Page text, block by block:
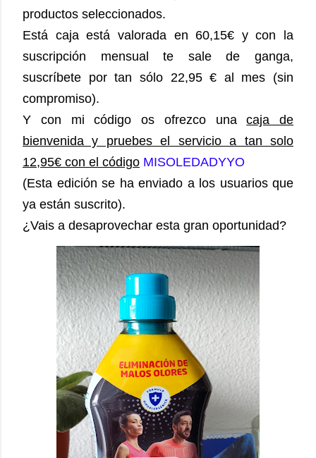
productos seleccionados.
Está caja está valorada en 60,15€ y con la
suscripción mensual te sale de ganga,
suscríbete por tan sólo 22,95 € al mes (sin
compromiso).
Y con mi código os ofrezco unacaja de
bienvenida y pruebes el servicio a tan solo
12,95€ con el código MISOLEDADYYO
(Esta edición se ha enviado a los usuarios que
ya están suscrito).
¿Vais a desaprovechar esta gran oportunidad?